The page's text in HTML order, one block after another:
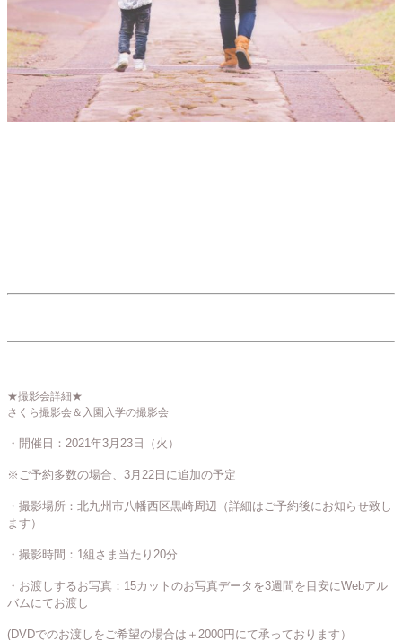
★撮影会詳細★
さくら撮影会＆入園入学の撮影会
・開催日：2021年3月23日（火）
※ご予約多数の場合、3月22日に追加の予定
・撮影場所：北九州市八幡西区黒崎周辺（詳細はご予約後にお知らせ致し
ます）
・撮影時間：1組さま当たり20分
・お渡しするお写真：15カットのお写真データを3週間を目安にWebアル
バムにてお渡し
(DVDでのお渡しをご希望の場合は＋2000円にて承っております）